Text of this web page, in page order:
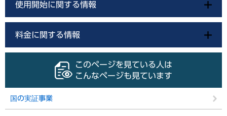
使用開始に関する情報
料金に関する情報
このページを見ている人は
こんなページも見ています
国の実証事業